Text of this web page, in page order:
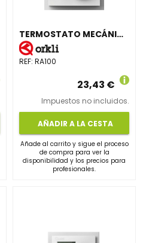
TERMOSTATO MECÁNICO BEROA MODELO ON-OFF
REF:RA100
23,43 €
Impuestos no incluidos.
AÑADIR A LA CESTA
Añade al carrito y sigue el proceso
de compra para ver la
disponibilidad y los precios para
profesionales.